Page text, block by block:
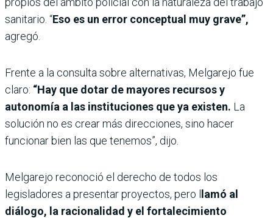
sanitario. “Eso es un error conceptual muy grave”,
agregó.
Frente a la consulta sobre alternativas, Melgarejo fue
claro: “Hay que dotar de mayores recursos y
autonomía a las instituciones que ya existen. La
solución no es crear más direcciones, sino hacer
funcionar bien las que tenemos”, dijo.
Melgarejo reconoció el derecho de todos los
legisladores a presentar proyectos, pero l
lamó al
diálogo, la racionalidad y el fortalecimiento